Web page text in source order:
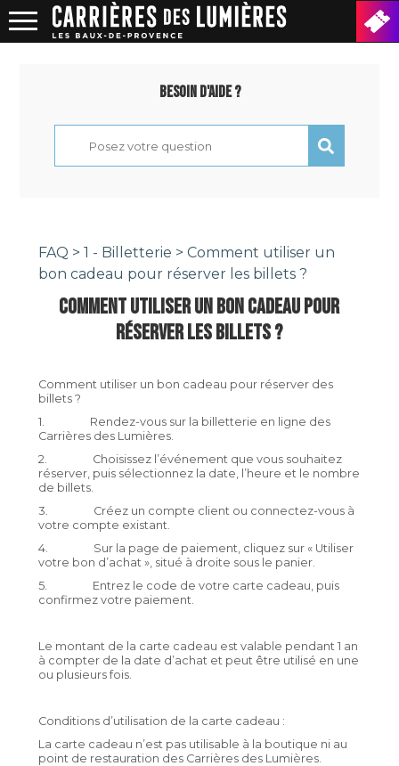
Besoin d'aide ?
FAQ > 1 - Billetterie > Comment utiliser un
bon cadeau pour réserver les billets ?
COMMENT UTILISER UN BON CADEAU POUR
RÉSERVER LES BILLETS ?
Comment utiliser un bon cadeau pour réserver des
billets ?
1. Rendez-vous sur la billetterie en ligne des
Carrières des Lumières.
2. Choisissez l’événement que vous souhaitez
réserver, puis sélectionnez la date, l’heure et le nombre
de billets.
3. Créez un compte client ou connectez-vous à
votre compte existant.
4. Sur la page de paiement, cliquez sur « Utiliser
votre bon d’achat », situé à droite sous le panier.
5. Entrez le code de votre carte cadeau, puis
confirmez votre paiement.
Le montant de la carte cadeau est valable pendant 1 an
à compter de la date d’achat et peut être utilisé en une
ou plusieurs fois.
Conditions d’utilisation de la carte cadeau :
La carte cadeau n’est pas utilisable à la boutique ni au
point de restauration des Carrières des Lumières.